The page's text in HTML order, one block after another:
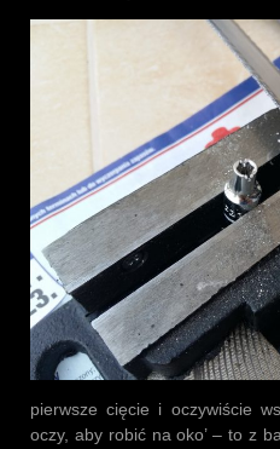
pierwsze cięcie i oczywiście
oczy, aby robić na oko’ – to z